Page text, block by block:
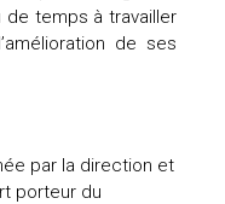
temps à travailler
de ses
par la direction et
porteur du